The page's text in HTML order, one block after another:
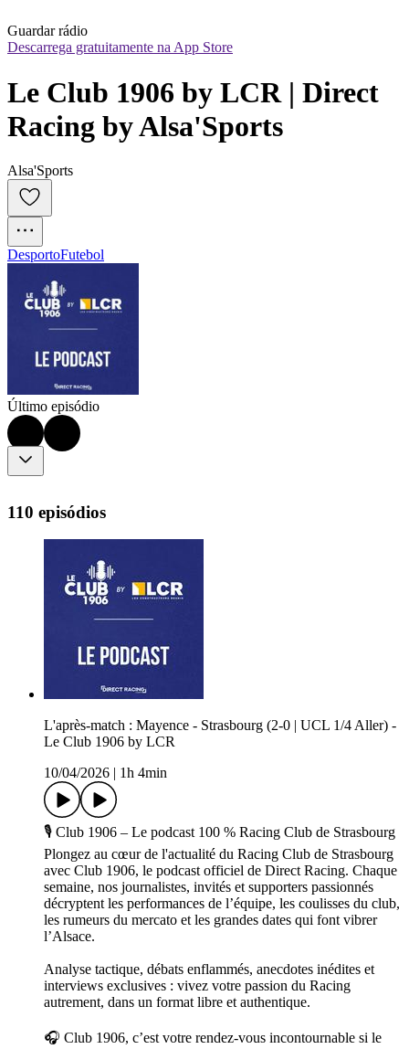
Guardar rádio
Descarrega gratuitamente na App Store
Le Club 1906 by LCR | Direct
Racing by Alsa'Sports
Alsa'Sports
DesportoFutebol
Último episódio
110 episódios
L'après-match : Mayence - Strasbourg (2-0 | UCL 1/4 Aller) -
Le Club 1906 by LCR
10/04/2026
1h 4min
🎙️ Club 1906 – Le podcast 100 % Racing Club de Strasbourg
Plongez au cœur de l'actualité du Racing Club de Strasbourg
avec Club 1906, le podcast officiel de Direct Racing. Chaque
semaine, nos journalistes, invités et supporters passionnés
décryptent les performances de l’équipe, les coulisses du club,
les rumeurs du mercato et les grandes dates qui font vibrer
l’Alsace.
Analyse tactique, débats enflammés, anecdotes inédites et
interviews exclusives : vivez votre passion du Racing
autrement, dans un format libre et authentique.
🎧 Club 1906, c’est votre rendez-vous incontournable si le